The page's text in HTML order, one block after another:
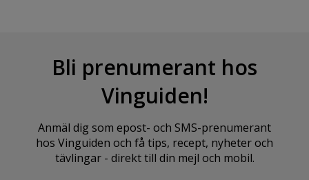
Bli prenumerant hos
Vinguiden!
Anmäl dig som epost- och SMS-prenumerant
hos Vinguiden och få tips, recept, nyheter och
tävlingar - direkt till din mejl och mobil.